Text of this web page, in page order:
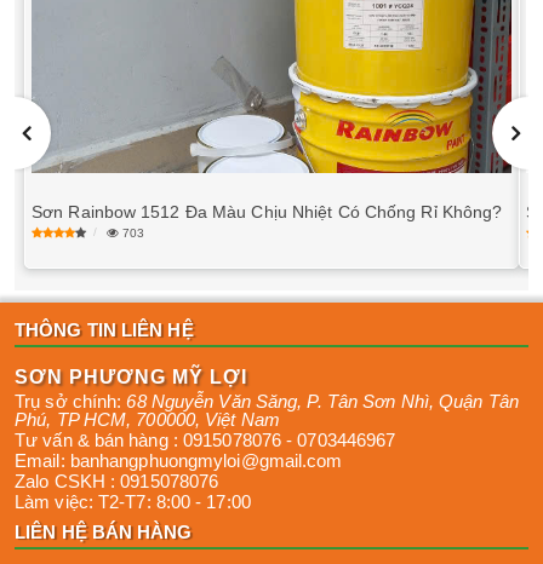
Sơn Rainbow 1512 Đa Màu Chịu Nhiệt Có Chống Rỉ Không?
703
THÔNG TIN LIÊN HỆ
SƠN PHƯƠNG MỸ LỢI
Trụ sở chính:68 Nguyễn Văn Săng, P. Tân Sơn Nhì,Quận Tân
Phú, TP HCM, 700000, Việt Nam
Tư vấn & bán hàng : 0915078076 -0703446967
Email: banhangphuongmyloi@gmail.com
Zalo CSKH :0915078076
Làm việc: T2-T7: 8:00 - 17:00
LIÊN HỆ BÁN HÀNG